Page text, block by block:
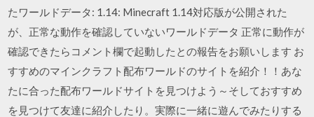
たワールドデータ: 1.14: Minecraft 1.14対応版が公開された
が、正常な動作を確認していないワールドデータ 正常に動作が
確認できたらコメント欄で起動したとの報告をお願いします お
すすめのマインクラフト配布ワールドのサイトを紹介！！あな
たに合った配布ワールドサイトを見つけよう～そしておすすめ
を見つけて友達に紹介したり。実際に一緒に遊んでみたりする